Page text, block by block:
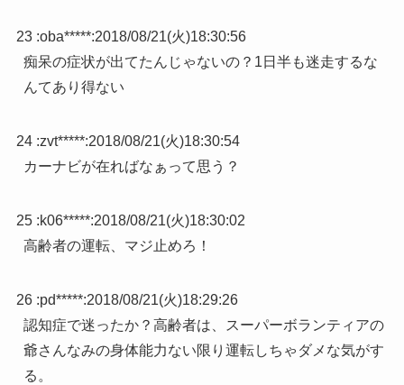
23 :oba*****:2018/08/21(火)18:30:56
痴呆の症状が出てたんじゃないの？1日半も迷走するな
んてあり得ない
24 :zvt*****:2018/08/21(火)18:30:54
カーナビが在ればなぁって思う？
25 :k06*****:2018/08/21(火)18:30:02
高齢者の運転、マジ止めろ！
26 :pd*****:2018/08/21(火)18:29:26
認知症で迷ったか？高齢者は、スーパーボランティアの
爺さんなみの身体能力ない限り運転しちゃダメな気がす
る。